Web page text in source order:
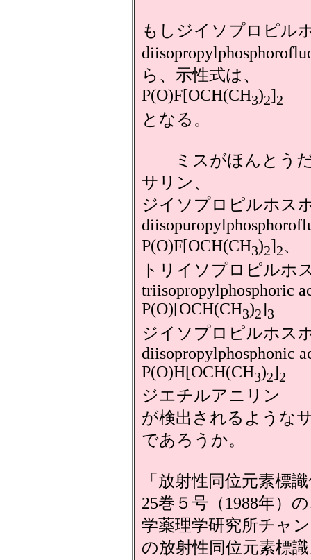
もしジイソプロピル
ら、示性式は、
P(O)F[OCH(CH3)2]2
となる。
ミスがほんとうだ
サリン、
ジイソプロピルホス
P(O)F[OCH(CH3)2]2、
トリイソプロピルホ
triisopropylphosphoric
P(O)[OCH(CH3)2]3
ジイソプロピルホス
diisopropylphosphonic
P(O)H[OCH(CH3)2]2
ジエチルアニリン
が検出されるような
であろうか。
「放射性同位元素標
25巻５号（1988年）
学薬理学研究所チャ
の放射性同位元素標